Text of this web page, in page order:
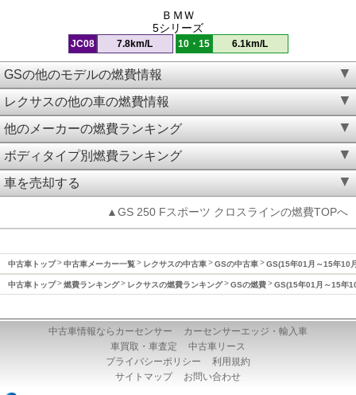
ＢＭＷ
5シリーズ
JC08 7.8km/L 10・15 6.1km/L
GSの他のモデルの燃費情報
レクサスの他の車の燃費情報
他のメーカーの燃費ランキング
ボディタイプ別燃費ランキング
車を売却する
▲GS 250 Fスポーツ クロスラインの燃費TOPへ
中古車トップ 中古車メーカー一覧 レクサスの中古車 GSの中古車 GS(15年01月～15年10
中古車トップ 燃費ランキング レクサスの燃費ランキング GSの燃費 GS(15年01月～15年
中古車情報ならカーセンサー
カーセンサーエッジ・輸入車
車買取・車査定
中古車リース
プライバシーポリシー
利用規約
サイトマップ
お問い合わせ